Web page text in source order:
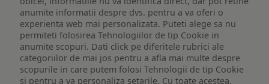
anumite informatii despre dvs. pentru a va oferi o
experienta web mai personalizata. Puteti alege sa nu
permiteti folosirea Tehnologiilor de tip Cookie in
anumite scopuri. Dati click pe diferitele rubrici ale
categoriilor de mai jos pentru a afla mai multe despre
scopurile in care putem folosi Tehnologii de tip Cookie
si pentru a va personaliza setarile. Cu toate acestea,